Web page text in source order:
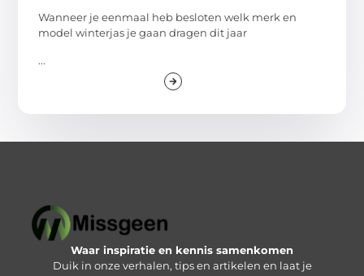
Wanneer je eenmaal heb besloten welk merk en
model winterjas je gaan dragen dit jaar
...
Waar inspiratie en kennis samenkomen
Duik in onze verhalen, tips en artikelen en laat je